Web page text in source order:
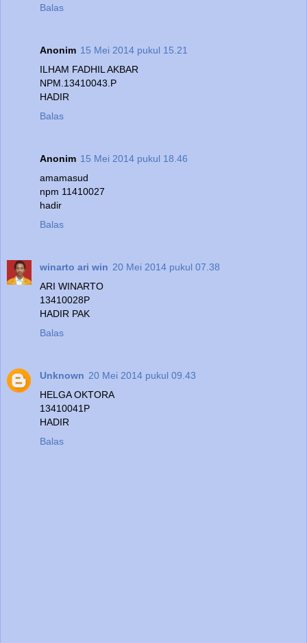
Balas
Anonim 15 Mei 2014 pukul 15.21
ILHAM FADHIL AKBAR
NPM.13410043.P
HADIR
Balas
Anonim 15 Mei 2014 pukul 18.46
amamasud
npm 11410027
hadir
Balas
winarto ari win 20 Mei 2014 pukul 07.38
ARI WINARTO
13410028P
HADIR PAK
Balas
Unknown 20 Mei 2014 pukul 09.43
HELGA OKTORA
13410041P
HADIR
Balas